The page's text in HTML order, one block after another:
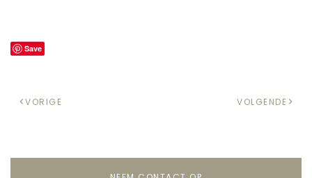
Save
VORIGE VOLGENDE